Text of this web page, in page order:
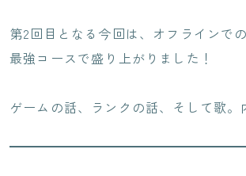
DX物流
第2回目となる今回は、オフラインで
最強コースで盛り上がりました！
ゲームの話、ランクの話、そして歌